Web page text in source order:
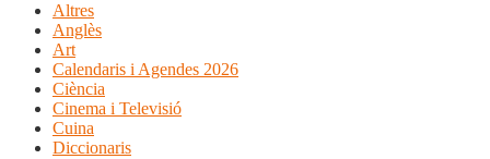
Altres
Anglès
Art
Calendaris i Agendes 2026
Ciència
Cinema i Televisió
Cuina
Diccionaris